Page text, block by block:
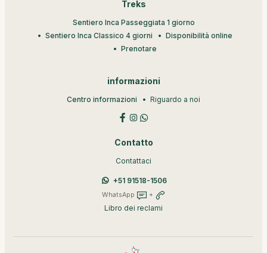
Treks
Sentiero Inca Passeggiata 1 giorno
Sentiero Inca Classico 4 giorni
Disponibilità online
Prenotare
informazioni
Centro informazioni Riguardo a noi
Contatto
Contattaci
+51 91518-1506
WhatsApp +
Libro dei reclami